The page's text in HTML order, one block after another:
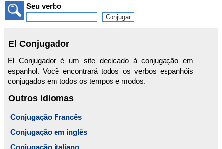
Seu verbo
El Conjugador
El Conjugador é um site dedicado à conjugação em
espanhol. Você encontrará todos os verbos espanhóis
conjugados em todos os tempos e modos.
Outros idiomas
Conjugação Francês
Conjugação em inglês
Conjugação italiano